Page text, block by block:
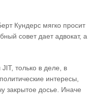
Кундерс мягко просит
совет дает адвокат, а
только в деле, в
интересы,
закрытое досье. Иначе